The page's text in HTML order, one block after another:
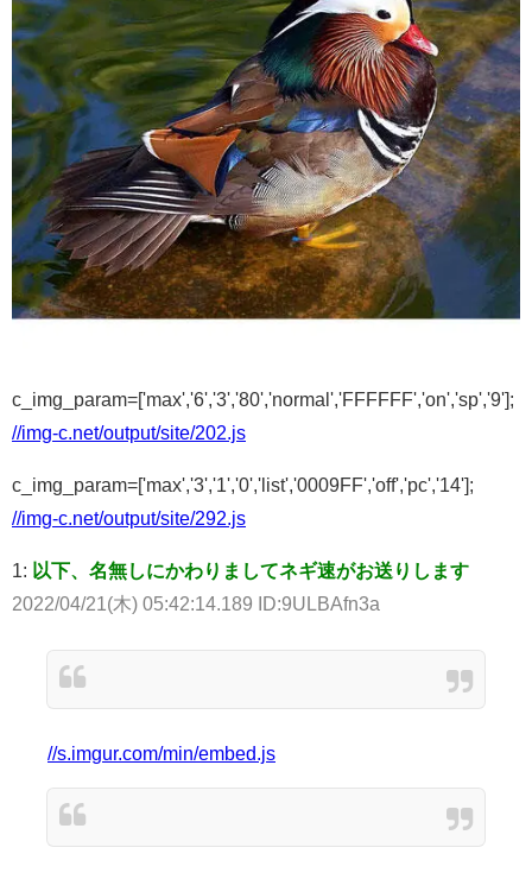
c_img_param=['max','6','3','80','normal','FFFFFF','on','sp','9'];
//img-c.net/output/site/202.js
c_img_param=['max','3','1','0','list','0009FF','off','pc','14'];
//img-c.net/output/site/292.js
1: 以下、名無しにかわりましてネギ速がお送りします
2022/04/21(木) 05:42:14.189 ID:9ULBAfn3a
//s.imgur.com/min/embed.js